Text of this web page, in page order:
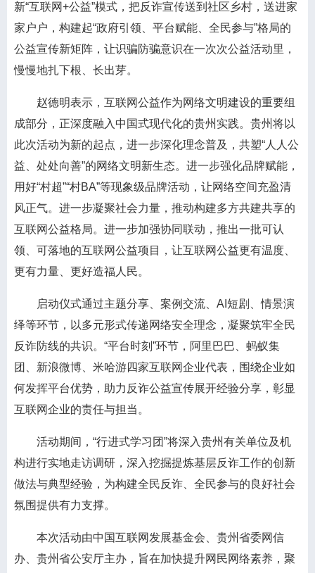
新“互联网+公益”模式，把反诈宣传送到社区乡村，送进家
家户户，构建起“政府引领、平台赋能、全民参与”格局的
公益宣传新矩阵，让识骗防骗意识在一次次公益活动里，
慢慢地扎下根、长出芽。
赵德明表示，互联网公益作为网络文明建设的重要组
成部分，正深度融入中国式现代化的贵州实践。贵州将以
此次活动为新的起点，进一步深化理念普及，共塑“人人公
益、处处向善”的网络文明新生态。进一步强化品牌赋能，
用好“村超”“村BA”等现象级品牌活动，让网络空间充盈清
风正气。进一步凝聚社会力量，推动构建多方共建共享的
互联网公益格局。进一步加强协同联动，推出一批可认
领、可落地的互联网公益项目，让互联网公益更有温度、
更有力量、更好造福人民。
启动仪式通过主题分享、案例交流、AI短剧、情景演
绎等环节，以多元形式传递网络安全理念，凝聚筑牢全民
反诈防线的共识。“平台时刻”环节，阿里巴巴、蚂蚁集
团、新浪微博、米哈游四家互联网企业代表，围绕企业如
何发挥平台优势，助力反诈公益宣传展开经验分享，彰显
互联网企业的责任与担当。
活动期间，“行进式学习团”将深入贵州有关单位及机
构进行实地走访调研，深入挖掘提炼基层反诈工作的创新
做法与典型经验，为构建全民反诈、全民参与的良好社会
氛围提供有力支撑。
本次活动由中国互联网发展基金会、贵州省委网信
办、贵州省公安厅主办，旨在加快提升网民网络素养，聚